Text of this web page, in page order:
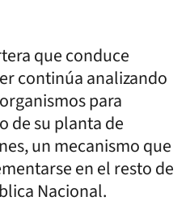
que conduce
continúa analizando
para
de su planta de
un mecanismo que
en el resto de
Nacional.